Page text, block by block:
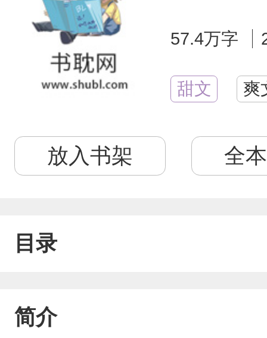
57.4万字
甜文 爽
放入书架 全
目录
简介